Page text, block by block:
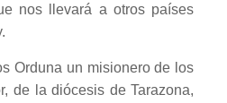
nos llevará a otros países
Orduna un misionero de los
de la diócesis de Tarazona,